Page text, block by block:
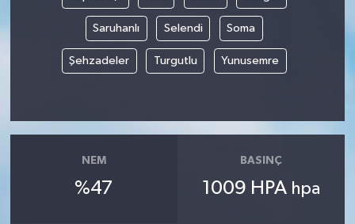
Saruhanlı Selendi Soma
Şehzadeler Turgutlu Yunusemre
NEM
%47
BASINÇ
1009 HPA hpa
Akhisar Emlak
Ülke